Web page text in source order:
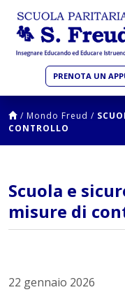
PRENOTA UN
/ Mondo Freud /
CONTROLLO
Scuola e
misure di
22 gennaio 2026